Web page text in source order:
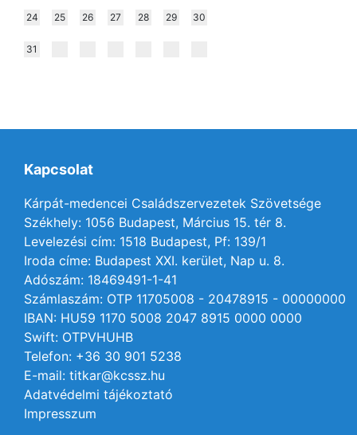
24 25 26 27 28 29 30
31
Kapcsolat
Kárpát-medencei Családszervezetek Szövetsége
Székhely: 1056 Budapest, Március 15. tér 8.
Levelezési cím: 1518 Budapest, Pf: 139/1
Iroda címe: Budapest XXI. kerület, Nap u. 8.
Adószám: 18469491-1-41
Számlaszám: OTP 11705008 - 20478915 - 00000000
IBAN: HU59 1170 5008 2047 8915 0000 0000
Swift: OTPVHUHB
Telefon: +36 30 901 5238
E-mail: titkar@kcssz.hu
Adatvédelmi tájékoztató
Impresszum